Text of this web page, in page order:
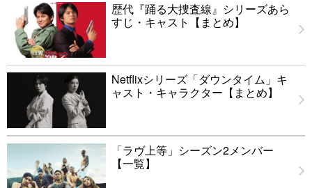
歴代『踊る大捜査線』シリーズあら
すじ・キャスト【まとめ】
Netflixシリーズ「ダウンタイム」キ
ャスト・キャラクター【まとめ】
「ラヴ上等」シーズン2メンバー
【一覧】